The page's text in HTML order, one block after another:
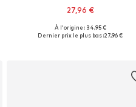
27,96 €
Disponible en plusieurs tailles
À l'origine : 34,95 €
Dernier prix le plus bas :27,96 €